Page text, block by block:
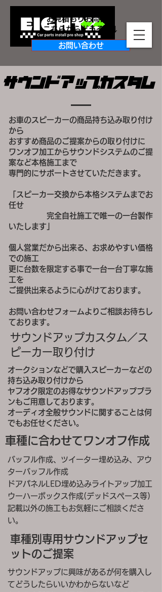
お見積もりお問合せ
​こちらからどうぞ↓↓
お問い合わせ
​サウンドアップカスタム
お車のスピーカーの商品持ち込み取り付け
から
おすすめ商品のご提案からの取り付けに
ワンオフ加工からサウンドシステムのご提
案など本格施工まで
専門的にサポートさせていただきます。
「スピーカー交換から本格システムまでお
任せ
完全自社施工で唯一の一台製作
いたします」
個人営業だから出来る、お求めやすい価格
での施工
更に台数を限定する事で一台一台丁寧な施
工を
ご提供出来るように心がけております。
お問い合わせフォームよりご相談お待ちし
ております。
​サウンドアップカスタム／ス
ピーカー取り付け
オークションなどで購入スピーカーなどの
持ち込み取り付けから
ヤフオク限定のお得なサウンドアッププラ
ンもご用意しております。
オーディオ全般サウンドに関することは何
でもお任せください。
車種に合わせてワンオフ作成
バッフル作成、ツイーター埋め込み、アウ
ターバッフル作成
ドアパネルLED埋め込みライトアップ加工
ウーハーボックス作成(デッドスペース等)
記載以外の施工もお気軽にご相談くださ
い。
車種別専用サウンドアップセ
ットのご提案
サウンドアップに興味があるが何を購入し
てどうしたらいいかわからないなど